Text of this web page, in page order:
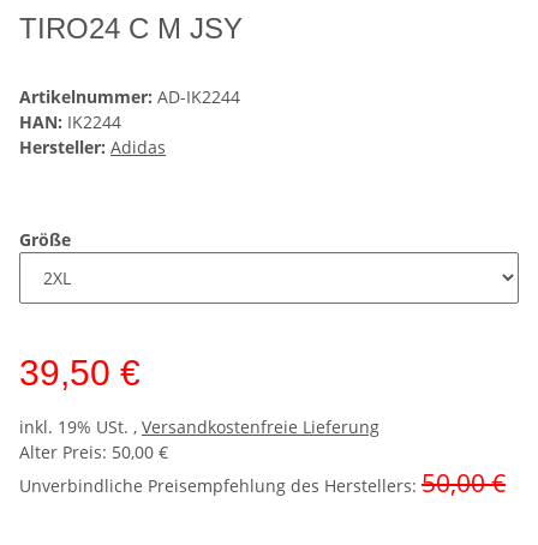
TIRO24 C M JSY
Artikelnummer: AD-IK2244
HAN: IK2244
Hersteller: Adidas
Größe
39,50 €
inkl. 19% USt. , Versandkostenfreie Lieferung
Alter Preis: 50,00 €
Unverbindliche Preisempfehlung des Herstellers: 50,00 €